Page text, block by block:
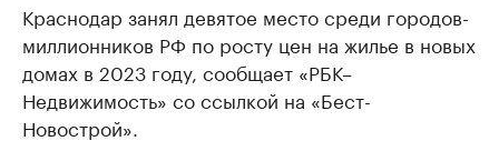
Краснодар занял девятое место среди городов-
миллионников РФ по росту цен на жилье в новых
домах в 2023 году, сообщает «РБК–
Недвижимость» со ссылкой на «Бест-
Новострой».